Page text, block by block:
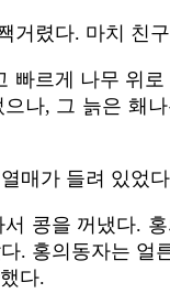
거렸다. 마치 친
르게 나무 위
나, 그 늙은 홰
매가 들려 있었
콩을 꺼냈다.
. 홍의동자는 얼
다.